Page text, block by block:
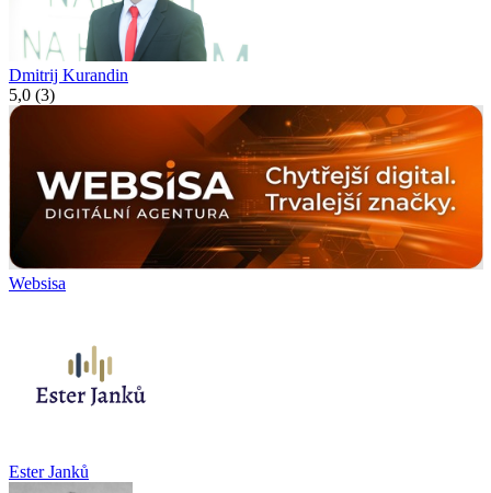
Dmitrij Kurandin
5,0 (3)
Websisa
Ester Janků